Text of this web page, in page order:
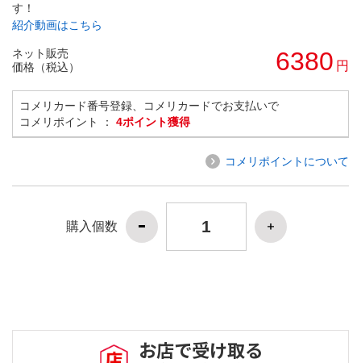
す！
紹介動画はこちら
ネット販売
価格（税込）
6380 円
コメリカード番号登録、コメリカードでお支払いで
コメリポイント ： 4ポイント獲得
コメリポイントについて
購入個数
お店で受け取る